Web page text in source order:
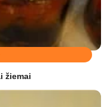
žiemai